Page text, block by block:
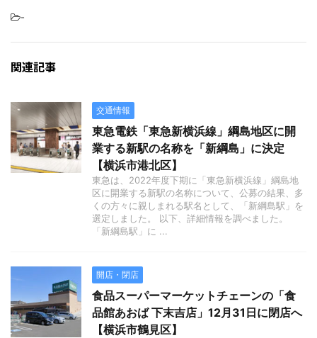
-
関連記事
交通情報
東急電鉄「東急新横浜線」綱島地区に開
業する新駅の名称を「新綱島」に決定
【横浜市港北区】
東急は、2022年度下期に「東急新横浜線」綱島地
区に開業する新駅の名称について、公募の結果、多
くの方々に親しまれる駅名として、「新綱島駅」を
選定しました。 以下、詳細情報を調べました。
「新綱島駅」に ...
開店・閉店
食品スーパーマーケットチェーンの「食
品館あおば 下末吉店」12月31日に閉店へ
【横浜市鶴見区】